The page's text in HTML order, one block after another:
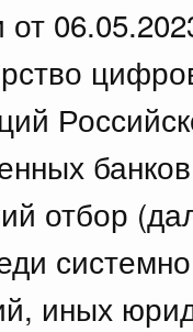
отбор
иных